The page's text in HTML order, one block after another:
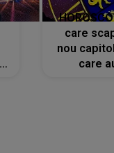
care
nou
care